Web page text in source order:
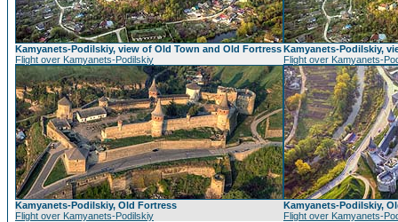
Kamyanets-Podilskiy, view of Old Town and Old Fortress
Flight over Kamyanets-Podilskiy
Kamyanets-Podilskiy,
Flight over Kamyanets-
Kamyanets-Podilskiy, Old Fortress
Flight over Kamyanets-Podilskiy
Kamyanets-Podilskiy,
Flight over Kamyanets-